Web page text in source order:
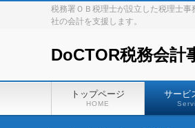
税務署ＯＢ税理士が設立した税理士
社の会計を支援します。
DoCTOR税務会計
トップページ
HOME
サービ